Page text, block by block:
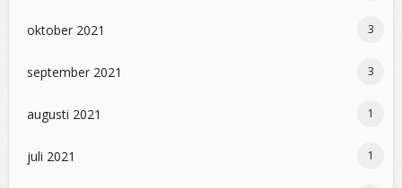
oktober 2021 3
september 2021 3
augusti 2021 1
juli 2021 1